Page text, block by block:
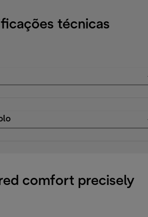
técnicas
comfort precisely